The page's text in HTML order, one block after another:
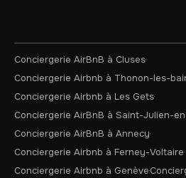
Conciergerie AirBnB à Cluses
Conciergerie Airbnb à Thonon-les-
Conciergerie Airbnb à Les Gets
Conciergerie AirBnB à Saint-Julien-
Conciergerie AirBnB à Annecy
Conciergerie Airbnb à Ferney-Voltaire
Conciergerie Airbnb à Genève